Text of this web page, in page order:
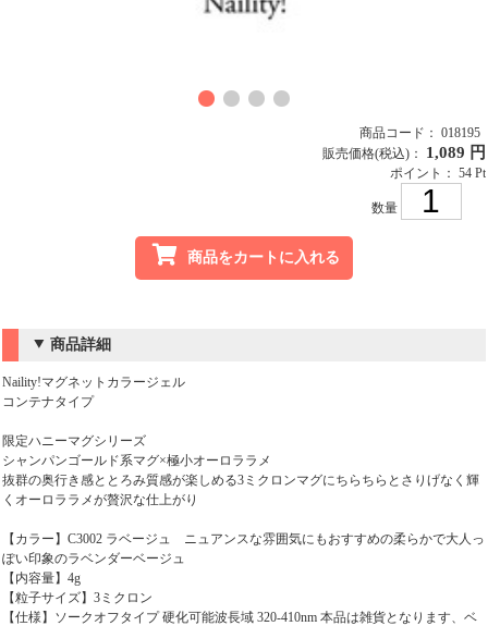
商品コード： 018195
販売価格(税込)： 1,089 円
ポイント： 54 Pt
数量
商品をカートに入れる
商品詳細
Naility!マグネットカラージェル
コンテナタイプ
限定ハニーマグシリーズ
シャンパンゴールド系マグ×極小オーロララメ
抜群の奥行き感ととろみ質感が楽しめる3ミクロンマグにちらちらとさりげなく輝
くオーロララメが贅沢な仕上がり
【カラー】C3002 ラベージュ ニュアンスな雰囲気にもおすすめの柔らかで大人っ
ぽい印象のラベンダーベージュ
【内容量】4g
【粒子サイズ】3ミクロン
【仕様】ソークオフタイプ 硬化可能波長域 320-410nm 本品は雑貨となります、ベ